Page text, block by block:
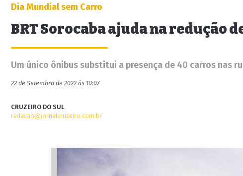
Dia Mundial sem Carro
BRT Sorocaba ajuda na redução
Um único ônibus substitui a presença de 40 carros nas
22 de Setembro de 2022 às 10:07
CRUZEIRO DO SUL
redacao@jornalcruzeiro.com.br